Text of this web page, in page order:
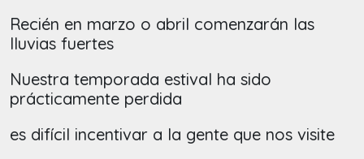
Recién en marzo o abril comenzarán las
lluvias fuertes
Nuestra temporada estival ha sido
prácticamente perdida
es difícil incentivar a la gente que nos visite